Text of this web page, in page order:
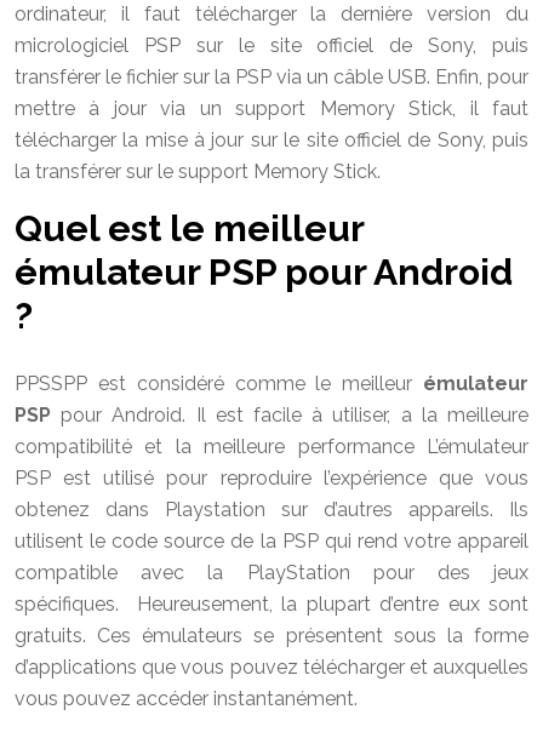
ordinateur, il faut télécharger la dernière version du
micrologiciel PSP sur le site officiel de Sony, puis
transférer le fichier sur la PSP via un câble USB. Enfin, pour
mettre à jour via un support Memory Stick, il faut
télécharger la mise à jour sur le site officiel de Sony, puis
la transférer sur le support Memory Stick.
Quel est le meilleur
émulateur PSP pour Android
?
PPSSPP est considéré comme le meilleur émulateur
PSP pour Android. Il est facile à utiliser, a la meilleure
compatibilité et la meilleure performance L’émulateur
PSP est utilisé pour reproduire l’expérience que vous
obtenez dans Playstation sur d’autres appareils. Ils
utilisent le code source de la PSP qui rend votre appareil
compatible avec la PlayStation pour des jeux
spécifiques. Heureusement, la plupart d’entre eux sont
gratuits. Ces émulateurs se présentent sous la forme
d’applications que vous pouvez télécharger et auxquelles
vous pouvez accéder instantanément.